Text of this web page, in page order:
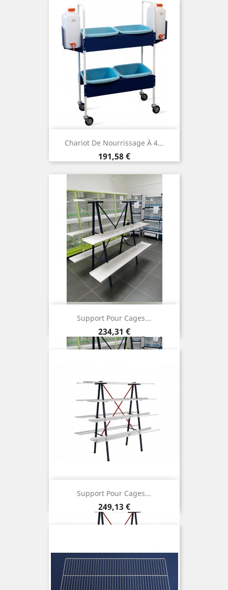
Chariot De Nourrissage À 4...
Prix
191,58 €
Support Pour Cages...
Prix
234,31 €
Support Pour Cages...
Prix
249,13 €